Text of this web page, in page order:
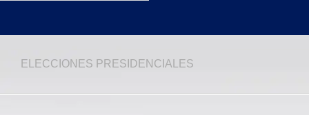
Politica
ELECCIONES PRESIDENCIALES